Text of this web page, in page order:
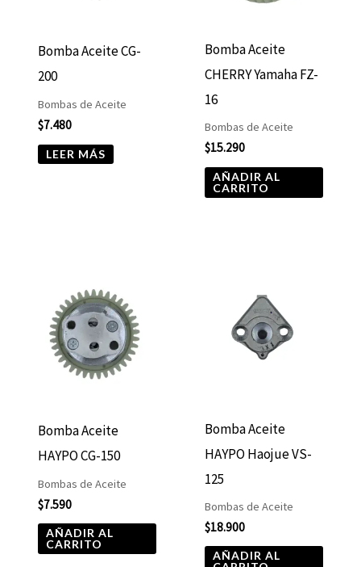
Bomba Aceite CG-
200
Bombas de Aceite
$7.480
LEER MÁS
Bomba Aceite
CHERRY Yamaha FZ-
16
Bombas de Aceite
$15.290
AÑADIR AL
CARRITO
Bomba Aceite
HAYPO CG-150
Bombas de Aceite
$7.590
AÑADIR AL
CARRITO
Bomba Aceite
HAYPO Haojue VS-
125
Bombas de Aceite
$18.900
AÑADIR AL